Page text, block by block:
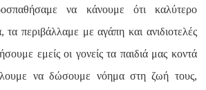
να κάνουμε ότι καλύτερο
τα περιβάλλαμε με αγάπη και ανιδιοτελές
εμείς οι γονείς τα παιδιά μας κοντά
να δώσουμε νόημα στη ζωή τους,